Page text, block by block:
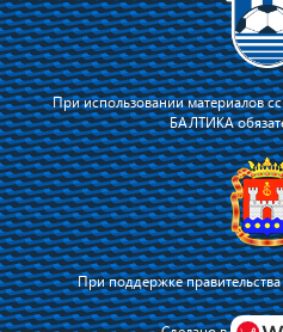
Я соглашаюсь с тем, что владелец
повышения удобства работы на сайте и
При использовании материалов
БАЛТИКА
При поддержке